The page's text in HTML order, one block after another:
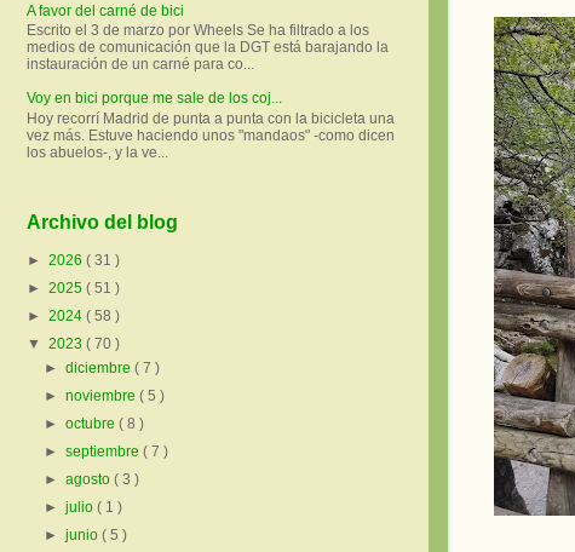
A favor del carné de bici
Escrito el 3 de marzo por Wheels Se ha filtrado a los
medios de comunicación que la DGT está barajando la
instauración de un carné para co...
Voy en bici porque me sale de los coj...
Hoy recorrí Madrid de punta a punta con la bicicleta una
vez más. Estuve haciendo unos "mandaos" -como dicen
los abuelos-, y la ve...
Archivo del blog
► 2026 ( 31 )
► 2025 ( 51 )
► 2024 ( 58 )
▼ 2023 ( 70 )
►diciembre( 7 )
►noviembre( 5 )
►octubre( 8 )
►septiembre( 7 )
►agosto( 3 )
►julio( 1 )
►junio( 5 )